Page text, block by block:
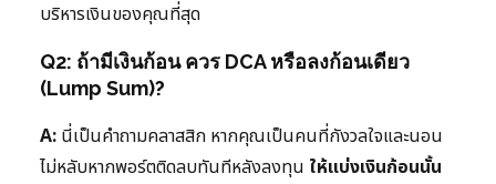
บริหารเงินของคุณที่สุด
Q2: ถ้ามีเงินก้อน ควร DCA หรือลงก้อนเดียว
(Lump Sum)?
A: นี่เป็นคำถามคลาสสิก หากคุณเป็นคนที่กังวลใจและนอน
ไม่หลับหากพอร์ตติดลบทันทีหลังลงทุน ให้แบ่งเงินก้อนนั้น